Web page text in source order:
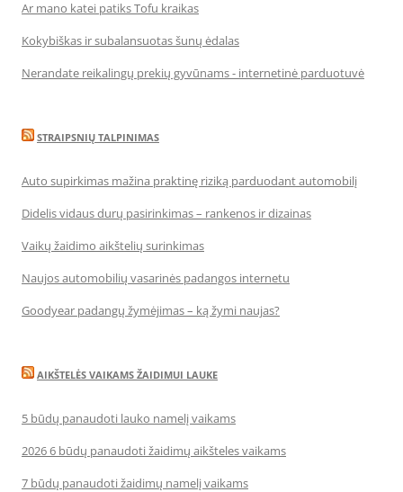
Ar mano katei patiks Tofu kraikas
Kokybiškas ir subalansuotas šunų ėdalas
Nerandate reikalingų prekių gyvūnams - internetinė parduotuvė
STRAIPSNIŲ TALPINIMAS
Auto supirkimas mažina praktinę riziką parduodant automobilį
Didelis vidaus durų pasirinkimas – rankenos ir dizainas
Vaikų žaidimo aikštelių surinkimas
Naujos automobilių vasarinės padangos internetu
Goodyear padangų žymėjimas – ką žymi naujas?
AIKŠTELĖS VAIKAMS ŽAIDIMUI LAUKE
5 būdų panaudoti lauko namelį vaikams
2026 6 būdų panaudoti žaidimų aikšteles vaikams
7 būdų panaudoti žaidimų namelį vaikams